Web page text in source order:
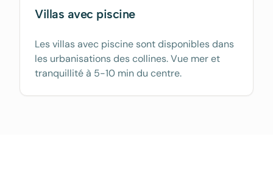
Villas avec piscine
Les villas avec piscine sont disponibles dans
les urbanisations des collines. Vue mer et
tranquillité à 5-10 min du centre.